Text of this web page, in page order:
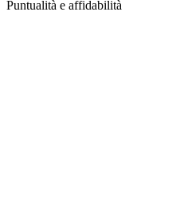
Puntualità e affidabilità